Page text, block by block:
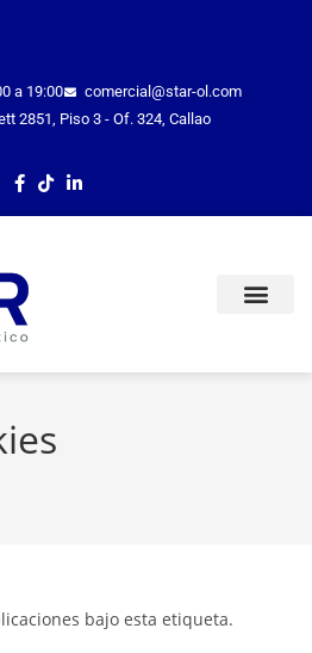
a 19:00
comercial@star-ol.com
2851, Piso 3 - Of. 324, Callao
bajo esta etiqueta.